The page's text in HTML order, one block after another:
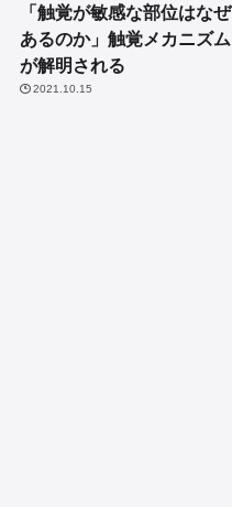
「触覚が敏感な部位はなぜ
あるのか」触覚メカニズム
が解明される
2021.10.15